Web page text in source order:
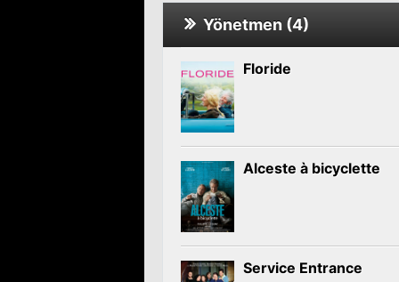
Yönetmen (4)
Floride
Alceste à bicyclette
Service Entrance